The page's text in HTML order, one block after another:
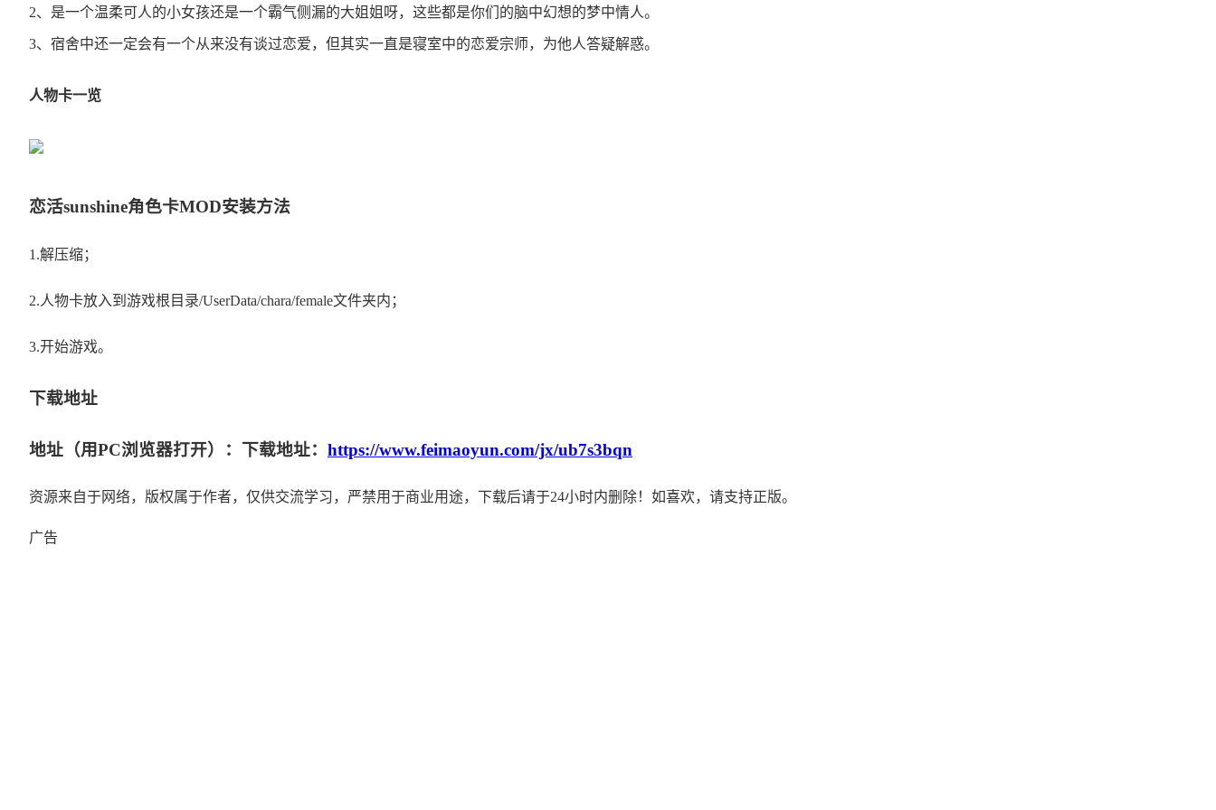
2、是一个温柔可人的小女孩还是一个霸气侧漏的大姐姐呀，这些都是你们的脑中幻想的梦中情人。
3、宿舍中还一定会有一个从来没有谈过恋爱，但其实一直是寝室中的恋爱宗师，为他人答疑解惑。
人物卡一览
恋活sunshine角色卡MOD安装方法
1.解压缩；
2.人物卡放入到游戏根目录/UserData/chara/female文件夹内；
3.开始游戏。
下载地址
地址（用PC浏览器打开）：下载地址： https://www.feimaoyun.com/jx/ub7s3bqn
资源来自于网络，版权属于作者，仅供交流学习，严禁用于商业用途，下载后请于24小时内删除！如喜欢，请支持正版。
广告